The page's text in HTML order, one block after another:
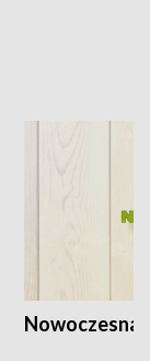
Nowoczesna